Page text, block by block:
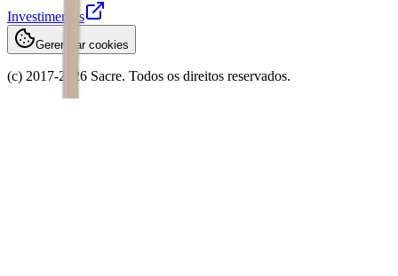
Investimentos
Gerenciar cookies
(c) 2017-2026 Sacre. Todos os direitos reservados.